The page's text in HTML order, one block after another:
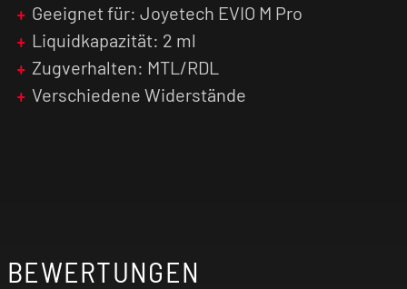
Geeignet für: Joyetech EVIO M Pro
Liquidkapazität: 2 ml
Zugverhalten: MTL/RDL
Verschiedene Widerstände
BEWERTUNGEN